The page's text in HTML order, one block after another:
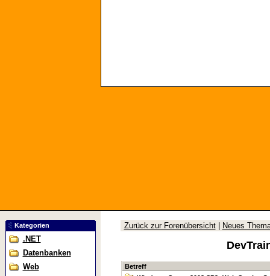
Kategorien
.NET
Datenbanken
Web
Zurück zur Forenübersicht| Neues
Betreff